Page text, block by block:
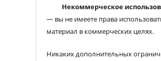
Некоммерческое
— вы не имеете права
материал в коммерческих целях.
Никаких дополнительных